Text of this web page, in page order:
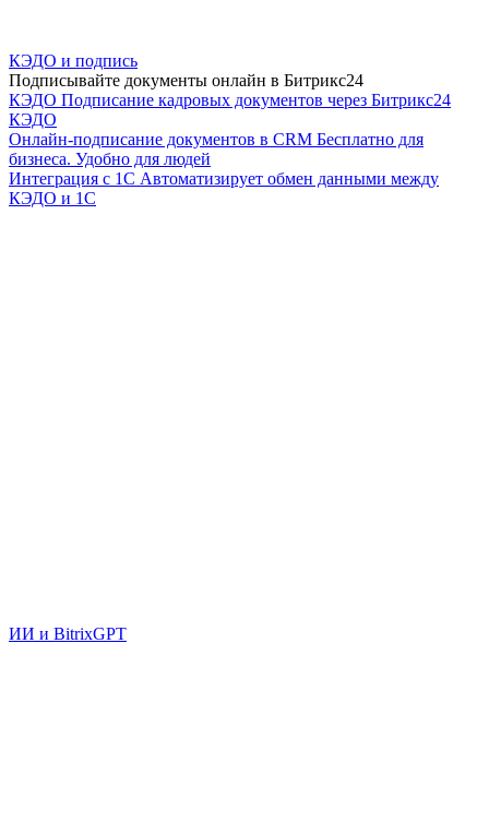
КЭДО и подпись
Подписывайте документы онлайн в Битрикс24
КЭДО Подписание кадровых документов через Битрикс24
КЭДО
Онлайн-подписание документов в CRM Бесплатно для
бизнеса. Удобно для людей
Интеграция с 1С Автоматизирует обмен данными между
КЭДО и 1С
ИИ и BitrixGPT